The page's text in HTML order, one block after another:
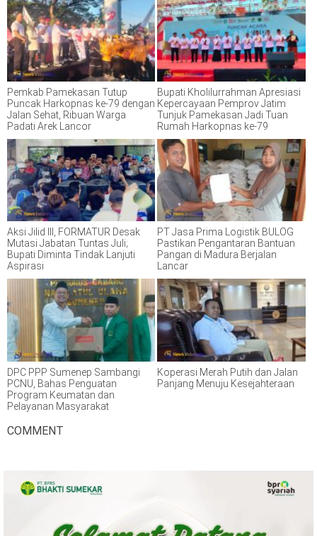
Pemkab Pamekasan Tutup
Puncak Harkopnas ke-79 dengan
Jalan Sehat, Ribuan Warga
Padati Arek Lancor
Bupati Kholilurrahman Apresiasi
Kepercayaan Pemprov Jatim
Tunjuk Pamekasan Jadi Tuan
Rumah Harkopnas ke-79
Aksi Jilid III, FORMATUR Desak
Mutasi Jabatan Tuntas Juli;
Bupati Diminta Tindak Lanjuti
Aspirasi
PT Jasa Prima Logistik BULOG
Pastikan Pengantaran Bantuan
Pangan di Madura Berjalan
Lancar
DPC PPP Sumenep Sambangi
PCNU, Bahas Penguatan
Program Keumatan dan
Pelayanan Masyarakat
Koperasi Merah Putih dan Jalan
Panjang Menuju Kesejahteraan
COMMENT